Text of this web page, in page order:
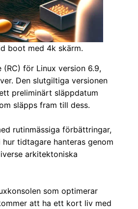
boot med 4k skärm.
för Linux version 6.9,
Den slutgiltiga versionen
preliminärt släppdatum
släpps fram till dess.
rutinmässiga förbättringar,
tidtagare hanteras genom
arkitektoniska
som optimerar
att ha ett kort liv med